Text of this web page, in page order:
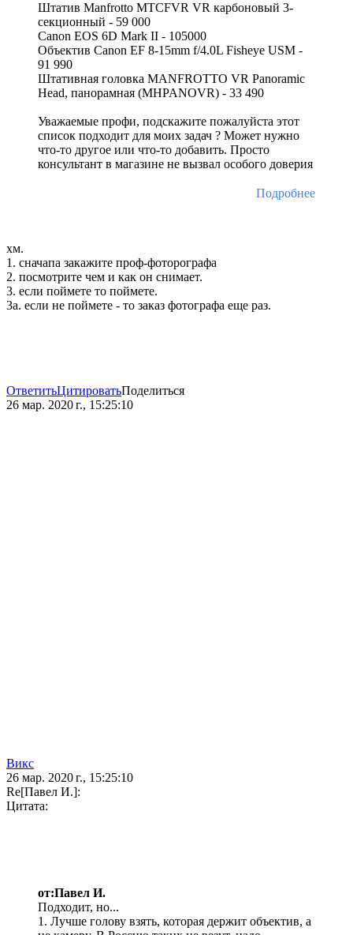
Штатив Manfrotto MTCFVR VR карбоновый 3-
секционный - 59 000
Canon EOS 6D Mark II - 105000
Объектив Canon EF 8-15mm f/4.0L Fisheye USM -
91 990
Штативная головка MANFROTTO VR Panoramic
Head, панорамная (MHPANOVR) - 33 490
Уважаемые профи, подскажите пожалуйста этот
список подходит для моих задач ? Может нужно
что-то другое или что-то добавить. Просто
консультант в магазине не вызвал особого доверия
Подробнее
хм.
1. сначапа закажите проф-фоторографа
2. посмотрите чем и как он снимает.
3. если поймете то поймете.
3а. если не поймете - то заказ фотографа еще раз.
ОтветитьЦитироватьПоделиться
26 мар. 2020 г., 15:25:10
Викс
26 мар. 2020 г., 15:25:10
Re[Павел И.]:
Цитата:
от:Павел И.
Подходит, но...
1. Лучше голову взять, которая держит объектив, а